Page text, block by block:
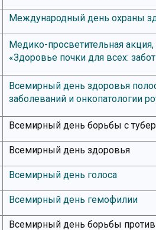
Международный день охраны
Медико-просветительная
«Здоровье почки для всех:
Всемирный день здоровья
заболеваний и онкопатологии
Всемирный день борьбы с
Всемирный день здоровья
Всемирный день голоса
Всемирный день гемофилии
Всемирный день борьбы